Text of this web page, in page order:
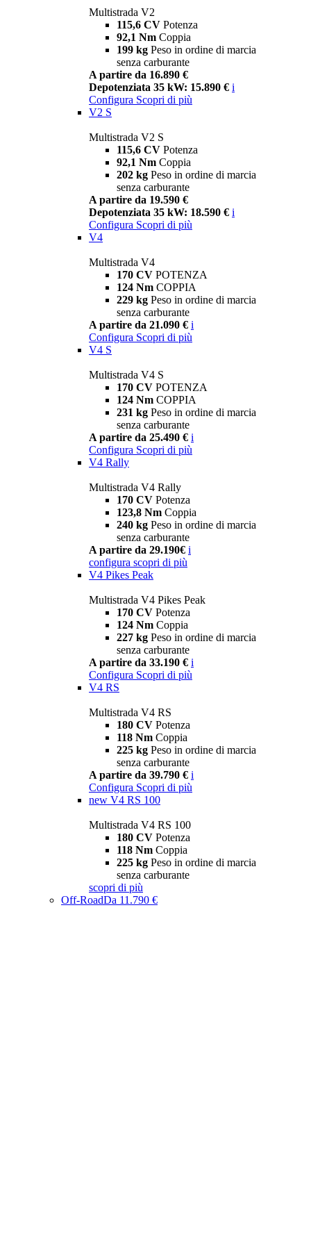
Multistrada V2
115,6 CV Potenza
92,1 Nm Coppia
199 kg Peso in ordine di marcia
senza carburante
A partire da 16.890 €
Depotenziata 35 kW: 15.890 € i
Configura Scopri di più
V2 S
Multistrada V2 S
115,6 CV Potenza
92,1 Nm Coppia
202 kg Peso in ordine di marcia
senza carburante
A partire da 19.590 €
Depotenziata 35 kW: 18.590 € i
Configura Scopri di più
V4
Multistrada V4
170 CV POTENZA
124 Nm COPPIA
229 kg Peso in ordine di marcia
senza carburante
A partire da 21.090 € i
Configura Scopri di più
V4 S
Multistrada V4 S
170 CV POTENZA
124 Nm COPPIA
231 kg Peso in ordine di marcia
senza carburante
A partire da 25.490 € i
Configura Scopri di più
V4 Rally
Multistrada V4 Rally
170 CV Potenza
123,8 Nm Coppia
240 kg Peso in ordine di marcia
senza carburante
A partire da 29.190€ i
configura scopri di più
V4 Pikes Peak
Multistrada V4 Pikes Peak
170 CV Potenza
124 Nm Coppia
227 kg Peso in ordine di marcia
senza carburante
A partire da 33.190 € i
Configura Scopri di più
V4 RS
Multistrada V4 RS
180 CV Potenza
118 Nm Coppia
225 kg Peso in ordine di marcia
senza carburante
A partire da 39.790 € i
Configura Scopri di più
new V4 RS 100
Multistrada V4 RS 100
180 CV Potenza
118 Nm Coppia
225 kg Peso in ordine di marcia
senza carburante
scopri di più
Off-RoadDa 11.790 €